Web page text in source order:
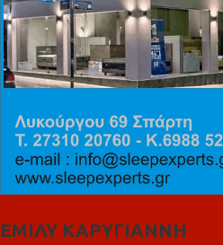
ΕΜΙΛΥ ΚΑΡΥΓΙΑΝΝΗ